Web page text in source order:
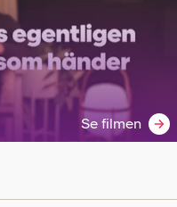
Se filmen